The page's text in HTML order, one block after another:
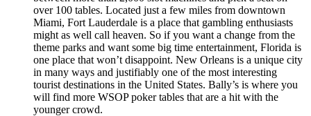
over 100 tables. Located just a few miles from downtown
Miami, Fort Lauderdale is a place that gambling enthusiasts
might as well call heaven. So if you want a change from the
theme parks and want some big time entertainment, Florida is
one place that won’t disappoint. New Orleans is a unique city
in many ways and justifiably one of the most interesting
tourist destinations in the United States. Bally’s is where you
will find more WSOP poker tables that are a hit with the
younger crowd.